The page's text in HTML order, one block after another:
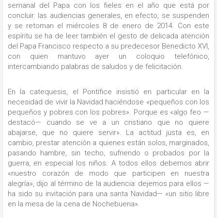
semanal del Papa con los fieles en el año que está por
concluir: las audiencias generales, en efecto, se suspenden
y se retoman el miércoles 8 de enero de 2014. Con este
espíritu se ha de leer también el gesto de delicada atención
del Papa Francisco respecto a su predecesor Benedicto XVI,
con quien mantuvo ayer un coloquio telefónico,
intercambiando palabras de saludos y de felicitación.
En la catequesis, el Pontífice insistió en particular en la
necesidad de vivir la Navidad haciéndose «pequeños con los
pequeños y pobres con los pobres». Porque es «algo feo —
destacó— cuando se ve a un cristiano que no quiere
abajarse, que no quiere servir». La actitud justa es, en
cambio, prestar atención a quienes están solos, marginados,
pasando hambre, sin techo, sufriendo o probados por la
guerra, en especial los niños. A todos ellos debemos abrir
«nuestro corazón de modo que participen en nuestra
alegría», dijo al término de la audiencia: dejemos para ellos —
ha sido su invitación para una santa Navidad— «un sitio libre
en la mesa de la cena de Nochebuena».